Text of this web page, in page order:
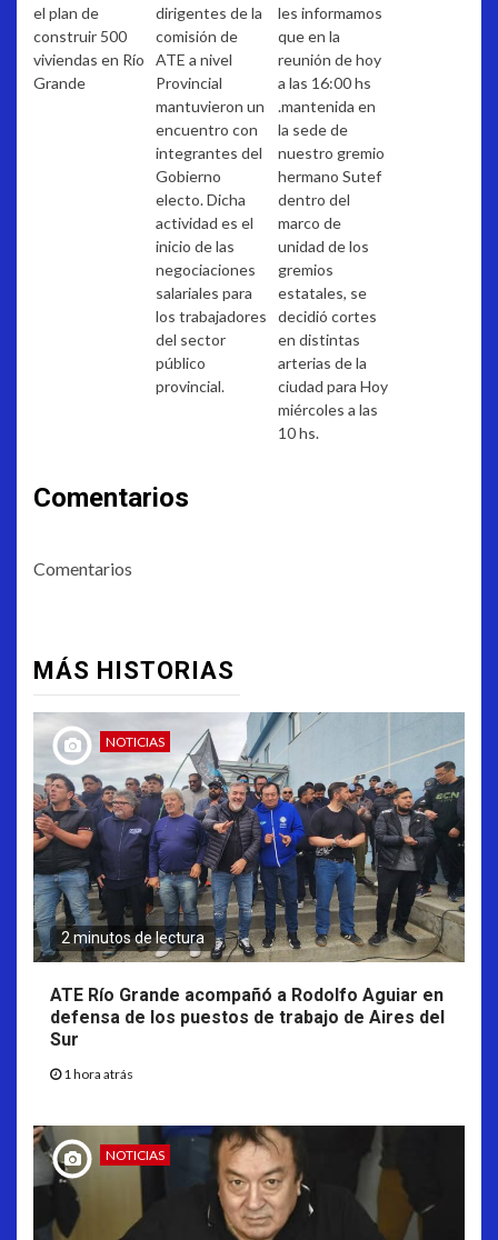
el plan de
construir 500
viviendas en Río
Grande
dirigentes de la
comisión de
ATE a nivel
Provincial
mantuvieron un
encuentro con
integrantes del
Gobierno
electo. Dicha
actividad es el
inicio de las
negociaciones
salariales para
los trabajadores
del sector
público
provincial.
les informamos
que en la
reunión de hoy
a las 16:00 hs
.mantenida en
la sede de
nuestro gremio
hermano Sutef
dentro del
marco de
unidad de los
gremios
estatales, se
decidió cortes
en distintas
arterias de la
ciudad para Hoy
miércoles a las
10 hs.
Comentarios
Comentarios
MÁS HISTORIAS
NOTICIAS
2 minutos de lectura
ATE Río Grande acompañó a Rodolfo Aguiar en
defensa de los puestos de trabajo de Aires del
Sur
1 hora atrás
NOTICIAS